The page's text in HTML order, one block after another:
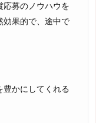
応募のノウハウを
効果的で、途中で
豊かにしてくれる